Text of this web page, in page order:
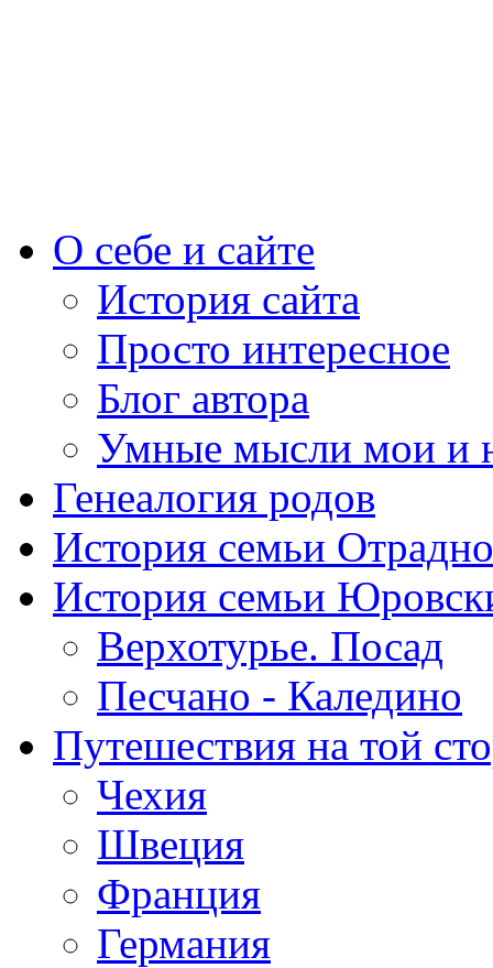
О себе и сайте
История сайта
Просто интересное
Блог автора
Умные мысли мои и
Генеалогия родов
История семьи
История семьи
Верхотурье. Посад
Песчано - Каледино
Путешествия на той
Чехия
Швеция
Франция
Германия